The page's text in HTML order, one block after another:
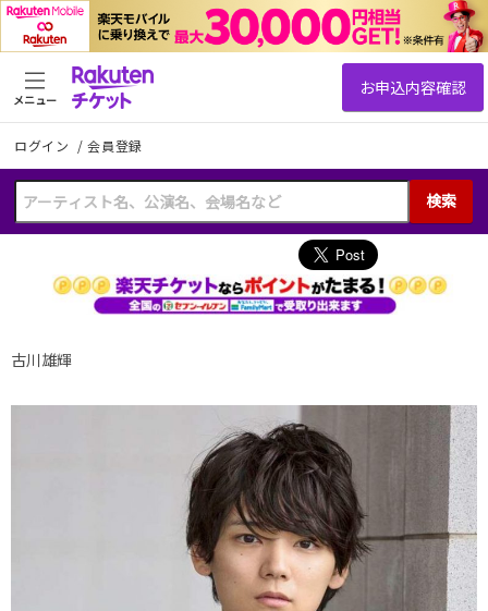
ログイン /会員登録
検索
メニュー
古川雄輝